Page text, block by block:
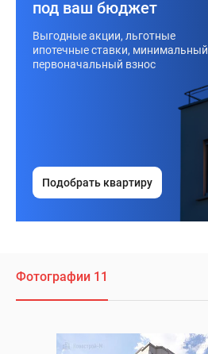
под ваш бюджет
Выгодные акции, льготные
ипотечные ставки, минимальный
первоначальный взнос
Подобрать квартиру
Фотографии 11